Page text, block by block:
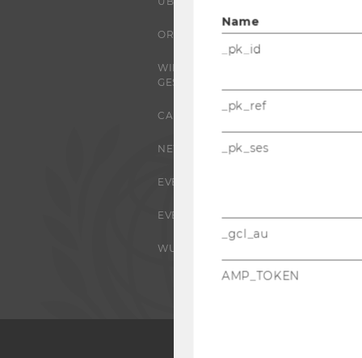
ORGANISATION
WIRTSCHAFT UND
GESELLSCHAFT
CAMPUS
NEWS
EVENTS ARCHIV
EVENTS
WU FOUNDATION
Name
_pk_id
_pk_ref
_pk_ses
_gcl_au
AMP_TOKEN